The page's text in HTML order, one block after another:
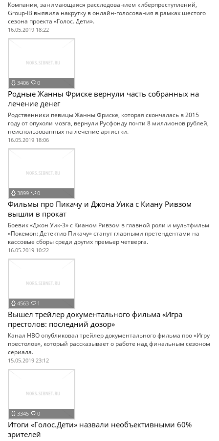
Компания, занимающаяся расследованием киберпреступлений,
Group-IB выявила накрутку в онлайн-голосования в рамках шестого
сезона проекта «Голос. Дети».
16.05.2019 18:22
3406 0
Родные Жанны Фриске вернули часть собранных на
лечение денег
Родственники певицы Жанны Фриске, которая скончалась в 2015
году от опухоли мозга, вернули Русфонду почти 8 миллионов рублей,
неиспользованных на лечение артистки.
16.05.2019 18:06
3899 0
Фильмы про Пикачу и Джона Уика с Киану Ривзом
вышли в прокат
Боевик «Джон Уик-3» с Кианом Ривзом в главной роли и мультфильм
«Покемон: Детектив Пикачу» станут главными претендентами на
кассовые сборы среди других премьер четверга.
16.05.2019 10:22
4563 1
Вышел трейлер документального фильма «Игра
престолов: последний дозор»
Канал HBO опубликовал трейлер документального фильма про «Игру
престолов», который рассказывает о работе над финальным сезоном
сериала.
15.05.2019 23:12
3345 0
Итоги «Голос.Дети» назвали необъективными 60%
зрителей